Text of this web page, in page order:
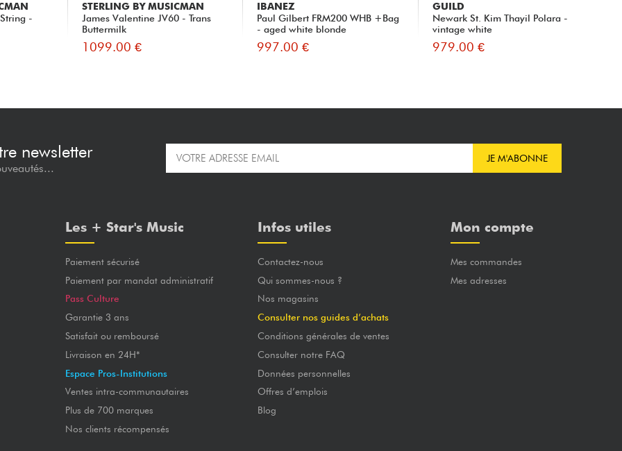
-
STERLING BY MUSICMAN
James Valentine JV60 - Trans
Buttermilk
1099.00 €
IBANEZ
Paul Gilbert FRM200 WHB +Bag
- aged white blonde
997.00 €
GUILD
Newark St. Kim Thayil Polara -
vintage white
979.00 €
newsletter JE M'ABONNE
Les + Star's Music
Paiement sécurisé
Paiement par mandat administratif
Pass Culture
Garantie 3 ans
Satisfait ou remboursé
Livraison en 24H*
Espace Pros-Institutions
Ventes intra-communautaires
Plus de 700 marques
Nos clients récompensés
Infos utiles
Contactez-nous
Qui sommes-nous ?
Nos magasins
Consulter nos guides d’achats
Conditions générales de ventes
Consulter notre FAQ
Données personnelles
Offres d’emplois
Blog
Mon compte
Mes commandes
Mes adresses